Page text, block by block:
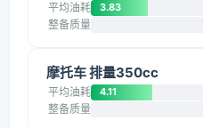
平均油耗 3.83
整备质量
摩托车 排量350cc
平均油耗 4.11
整备质量